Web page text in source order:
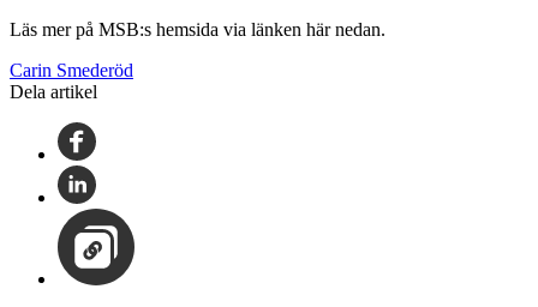
Läs mer på MSB:s hemsida via länken här nedan.
Carin Smederöd
Dela artikel